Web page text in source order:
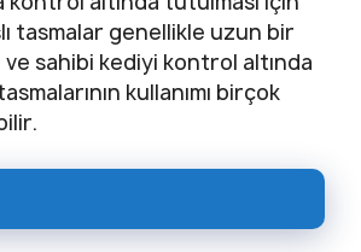
tasmalar genellikle uzun bir
ve sahibi kediyi kontrol altında
kullanımı birçok